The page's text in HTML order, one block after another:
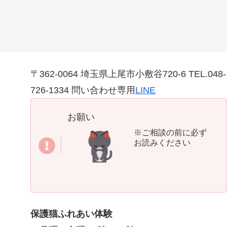
〒362-0064 埼玉県上尾市小敷谷720-6 TEL.048-
726-1334 問い合わせ専用 LINE
お願い
※ご相談の前に必ず
お読みください
保護猫ふれあい体験